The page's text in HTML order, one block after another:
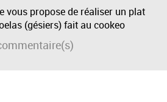
vous propose de réaliser un plat
(gésiers) fait au cookeo